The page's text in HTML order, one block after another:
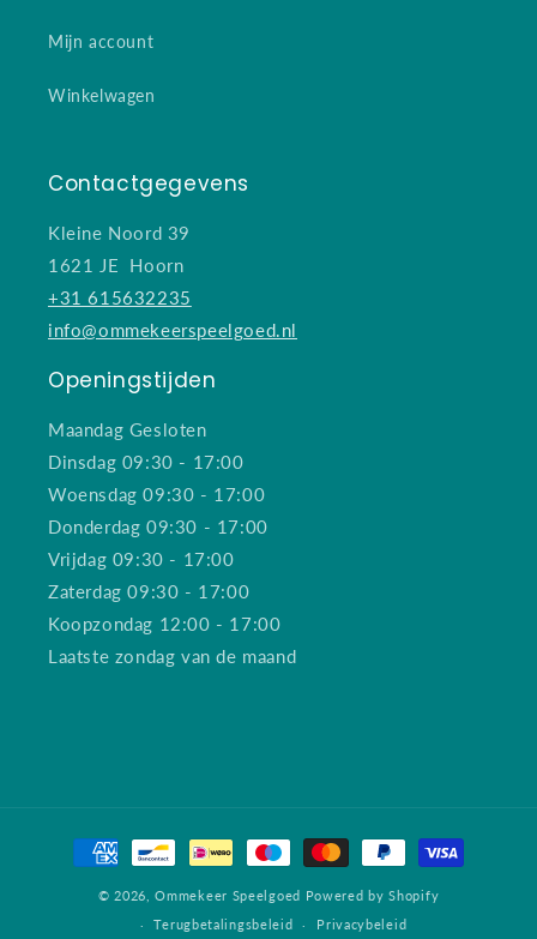
Mijn account
Winkelwagen
Contactgegevens
Kleine Noord 39
1621 JE Hoorn
+31 615632235
info@ommekeerspeelgoed.nl
Openingstijden
Maandag Gesloten
Dinsdag 09:30 - 17:00
Woensdag 09:30 - 17:00
Donderdag 09:30 - 17:00
Vrijdag 09:30 - 17:00
Zaterdag 09:30 - 17:00
Koopzondag 12:00 - 17:00
Laatste zondag van de maand
Betaalmethoden
© 2026,Ommekeer Speelgoed Powered by Shopify
Terugbetalingsbeleid
Privacybeleid